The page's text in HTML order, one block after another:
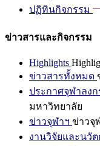
ปฏิทินกิจกรรม
ข่าวสารและกิจกรรม
Highlights
ข่าวสารทั้งหมด
ประกาศจุฬาลง
มหาวิทยาลัย
ข่าวจุฬาฯ ข่าวจุ
งานวิจัยและนวัต